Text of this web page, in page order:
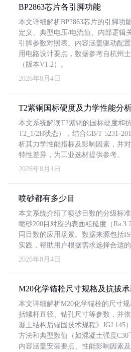
BP2863芯片各引脚功能
本文详细解析BP2863芯片的引脚功
定义、典型电压/电流值、内部逻辑
引脚参数对照表。内容涵盖驱动配
用电路设计要点，数据参考自杭州
（版本V1.2）。
2026年8月4日
T2紫铜国标硬度及力学性能分
本文系统解读T2紫铜的国标硬度和
T2_1/2H状态），结合GB/T 5231-
析其力学性能指标及影响因素，并
特性差异，为工业选材提供参考。
2026年8月4日
喷砂都有多少目
本文系统介绍了喷砂目数的分级标
喷砂200目对应的表面粗糙度（Ra
同目数的应用场景。数据来源包括
实践，帮助用户根据需求选择合适的
2026年8月4日
M20化学锚栓尺寸规格及抗拔
本文详细解析M20化学锚栓的尺寸
括螺杆直径、钻孔尺寸等参数，并
凝土结构后锚固技术规程》JGJ 145
方法和典型数值（如混凝土强度C30
内容涵盖安装要点、性能影响因素